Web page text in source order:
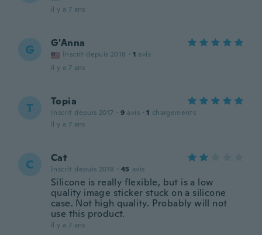
il y a 7 ans
G G'Anna
Inscrit depuis 2018 · 1 avis
il y a 7 ans
T Topia
Inscrit depuis 2017 · 9 avis · 1 chargements
il y a 7 ans
C Cat
Inscrit depuis 2018 · 45 avis
Silicone is really flexible, but is a low
quality image sticker stuck on a silicone
case. Not high quality. Probably will not
use this product.
il y a 7 ans